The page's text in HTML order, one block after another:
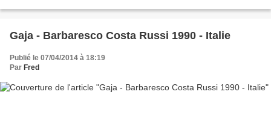
Gaja - Barbaresco Costa Russi 1990 - Italie
Publié le 07/04/2014 à 18:19
Par Fred